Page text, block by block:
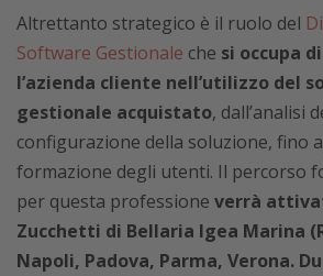
Altrettanto strategico è il ruolo del
Software Gestionale che si occupa
l’azienda cliente nell’utilizzo del
gestionale acquistato, dall’analisi
configurazione della soluzione, fino
formazione degli utenti. Il percorso
per questa professione verrà
Zucchetti di Bellaria Igea Marina
Napoli, Padova, Parma, Verona.